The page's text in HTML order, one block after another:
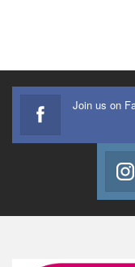
Join us on